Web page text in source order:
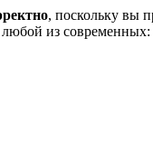
, поскольку вы
любой из современных: